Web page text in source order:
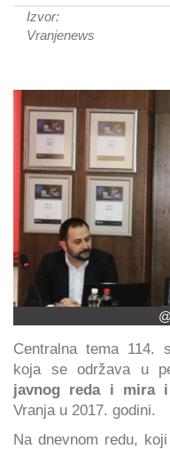
Izvor:
Vranjenews
Centralna tema 114.
koja se održava u
javnog reda i mira
Vranja u 2017. godini.
Na dnevnom redu,